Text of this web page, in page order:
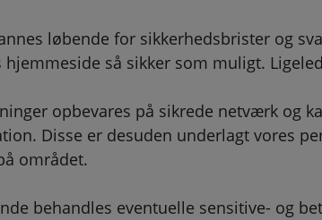
løbende for sikkerhedsbrister og
hjemmeside så sikker som muligt.
opbevares på sikrede netværk og
Disse er desuden underlagt vores
området.
behandles eventuelle sensitive- og